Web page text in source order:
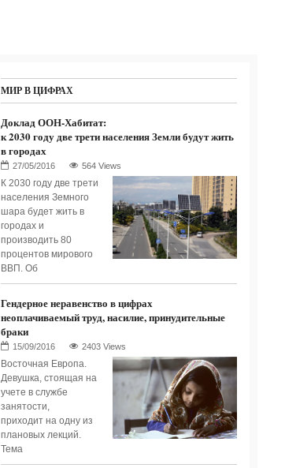
МИР В ЦИФРАХ
Доклад ООН-Хабитат:
к 2030 году две трети населения Земли будут жить
в городах
564 Views
К 2030 году две трети
населения Земного
шара будет жить в
городах и
производить 80
процентов мирового
ВВП. Об
Гендерное неравенство в цифрах
неоплачиваемый труд, насилие, принудительные
браки
2403 Views
Восточная Европа.
Девушка, стоящая на
учете в службе
занятости,
приходит на одну из
плановых лекций.
Тема